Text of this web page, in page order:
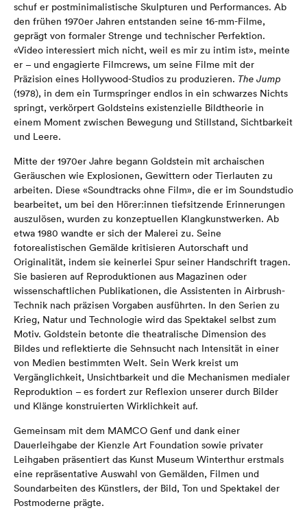
schuf er postminimalistische Skulpturen und Performances. Ab
den frühen 1970er Jahren entstanden seine 16-mm-Filme,
geprägt von formaler Strenge und technischer Perfektion.
«Video interessiert mich nicht, weil es mir zu intim ist», meinte
er – und engagierte Filmcrews, um seine Filme mit der
Präzision eines Hollywood-Studios zu produzieren. The Jump
(1978), in dem ein Turmspringer endlos in ein schwarzes Nichts
springt, verkörpert Goldsteins existenzielle Bildtheorie in
einem Moment zwischen Bewegung und Stillstand, Sichtbarkeit
und Leere.
Mitte der 1970er Jahre begann Goldstein mit archaischen
Geräuschen wie Explosionen, Gewittern oder Tierlauten zu
arbeiten. Diese «Soundtracks ohne Film», die er im Soundstudio
bearbeitet, um bei den Hörer:innen tiefsitzende Erinnerungen
auszulösen, wurden zu konzeptuellen Klangkunstwerken. Ab
etwa 1980 wandte er sich der Malerei zu. Seine
fotorealistischen Gemälde kritisieren Autorschaft und
Originalität, indem sie keinerlei Spur seiner Handschrift tragen.
Sie basieren auf Reproduktionen aus Magazinen oder
wissenschaftlichen Publikationen, die Assistenten in Airbrush-
Technik nach präzisen Vorgaben ausführten. In den Serien zu
Krieg, Natur und Technologie wird das Spektakel selbst zum
Motiv. Goldstein betonte die theatralische Dimension des
Bildes und reflektierte die Sehnsucht nach Intensität in einer
von Medien bestimmten Welt. Sein Werk kreist um
Vergänglichkeit, Unsichtbarkeit und die Mechanismen medialer
Reproduktion – es fordert zur Reflexion unserer durch Bilder
und Klänge konstruierten Wirklichkeit auf.
Gemeinsam mit dem MAMCO Genf und dank einer
Dauerleihgabe der Kienzle Art Foundation sowie privater
Leihgaben präsentiert das Kunst Museum Winterthur erstmals
eine repräsentative Auswahl von Gemälden, Filmen und
Soundarbeiten des Künstlers, der Bild, Ton und Spektakel der
Postmoderne prägte.